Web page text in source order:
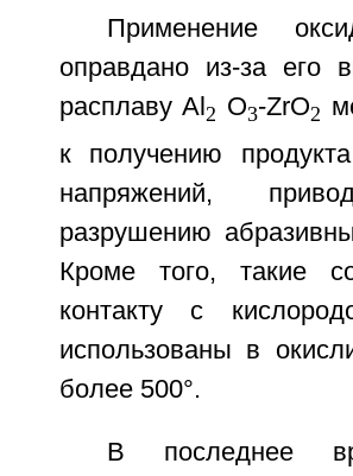
Применение
оправдано из-за его
расплаву Al 2 O3-ZrO2
к получению
напряжений,
разрушению
Кроме того, такие
контакту с
использованы в
более 500°.
В последнее